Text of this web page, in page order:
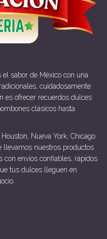
el sabor de México con una
cuidadosamente
es ofrecer recuerdos dulces
clásicos hasta
Nueva York, Chicago
llevamos nuestros productos
con envíos confiables, rápidos
tus dulces lleguen en